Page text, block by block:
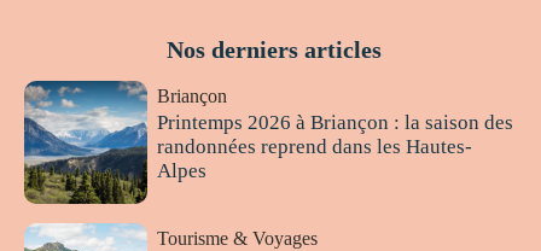
Nos derniers articles
Briançon
Printemps 2026 à Briançon : la saison des
randonnées reprend dans les Hautes-
Alpes
Tourisme & Voyages